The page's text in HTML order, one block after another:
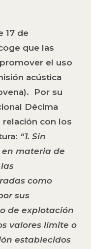
17 de
que las
el uso
acústica
Por su
Décima
con los
“1. Sin
materia de
como
sus
de explotación
valores límite o
establecidos